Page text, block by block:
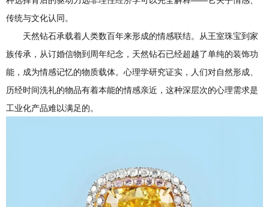
传统与文化认同。
天然钻石承载着人类数百年来形成的情感联结。从王室珠宝到家
族传承，从订婚信物到周年纪念，天然钻石已经超越了单纯的装饰功
能，成为情感记忆的物质载体。心理学研究证实，人们对自然形成、
历经时间洗礼的物品有着本能的情感亲近，这种深层次的心理需求是
工业化产品难以满足的。